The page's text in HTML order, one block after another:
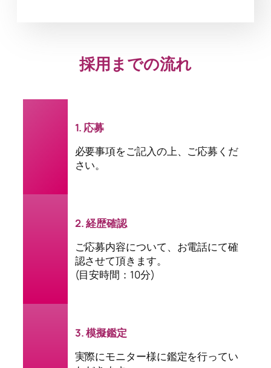
採用までの流れ
1. 応募
必要事項をご記入の上、ご応募くだ
さい。
2. 経歴確認
ご応募内容について、お電話にて確
認させて頂きます。
(目安時間：10分)
3. 模擬鑑定
実際にモニター様に鑑定を行ってい